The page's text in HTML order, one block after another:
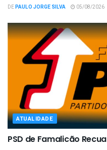
DEPAULO JORGE SILVA 05/08/2026
ATUALIDADE
PSD de Famalicão Recua